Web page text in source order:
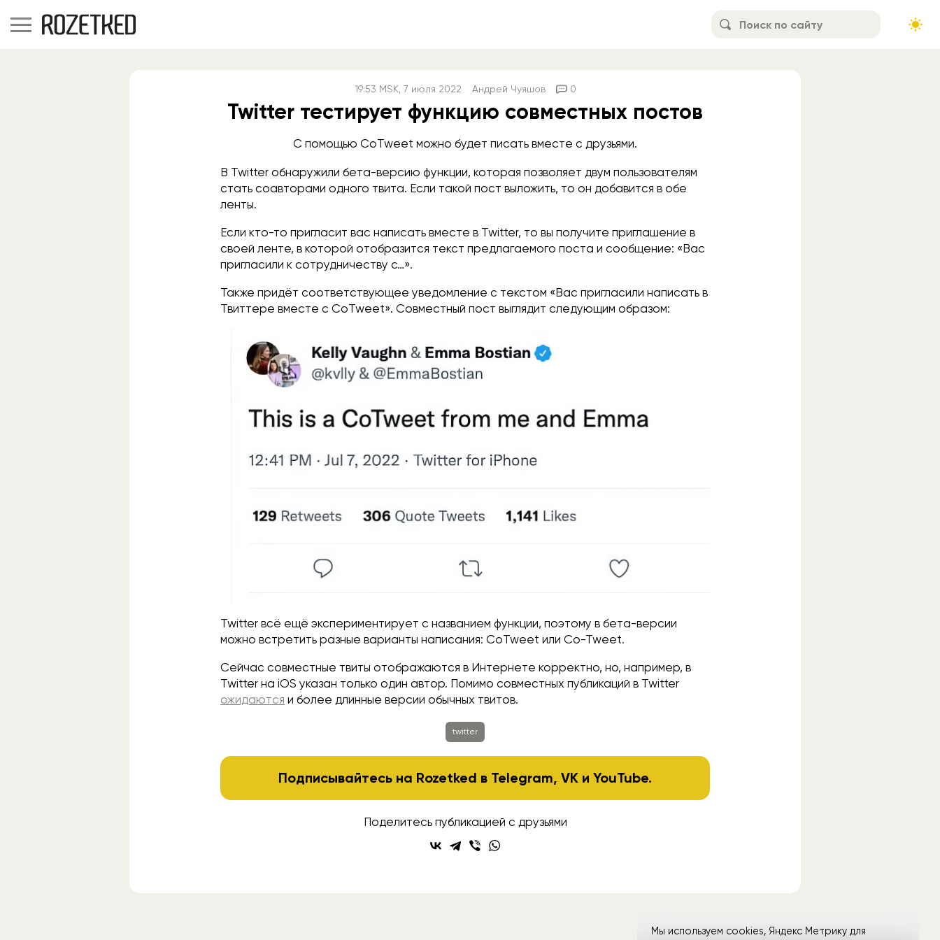
19:53 MSK, 7 июля 2022 Андрей Чуяшов 0
Twitter тестирует функцию совместных постов
С помощью CoTweet можно будет писать вместе с друзьями.
В Twitter обнаружили бета-версию функции, которая позволяет двум пользователям
стать соавторами одного твита. Если такой пост выложить, то он добавится в обе
ленты.
Если кто-то пригласит вас написать вместе в Twitter, то вы получите приглашение в
своей ленте, в которой отобразится текст предлагаемого поста и сообщение: «Вас
пригласили к сотрудничеству с…».
Также придёт соответствующее уведомление с текстом «Вас пригласили написать в
Твиттере вместе с CoTweet». Совместный пост выглядит следующим образом:
Twitter всё ещё экспериментирует с названием функции, поэтому в бета-версии
можно встретить разные варианты написания: CoTweet или Co-Tweet.
Сейчас совместные твиты отображаются в Интернете корректно, но, например, в
Twitter на iOS указан только один автор. Помимо совместных публикаций в Twitter
ожидаются и более длинные версии обычных твитов.
twitter
Подписывайтесь на Rozetked в Telegram,VK иYouTube.
Поделитесь публикацией с друзьями
Мы используем cookies, Яндекс Метрику для